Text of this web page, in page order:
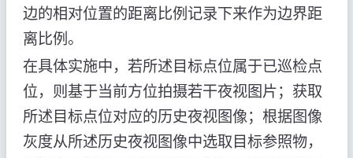
边的相对位置的距离比例记录下来作为边界距
离比例。
在具体实施中，若所述目标点位属于已巡检点
位，则基于当前方位拍摄若干夜视图片；获取
所述目标点位对应的历史夜视图像；根据图像
灰度从所述历史夜视图像中选取目标参照物，